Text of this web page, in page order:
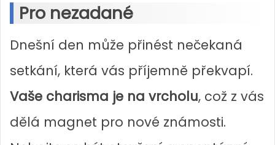
Pro nezadané
Dnešní den může přinést nečekaná
setkání, která vás příjemně překvapí.
Vaše charisma je na vrcholu, což z vás
dělá magnet pro nové známosti.